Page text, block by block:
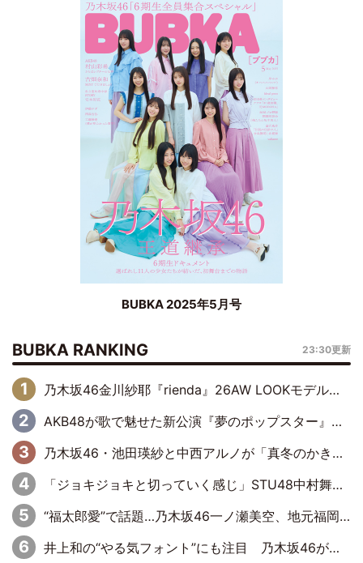
BUBKA 2025年5月号
BUBKA RANKING 23:30更新
乃木坂46金川紗耶『rienda』26AW LOOKモデルに就任
AKB48が歌で魅せた新公演『夢のポップスター』 初日から全身全霊のステージ
乃木坂46・池田瑛紗と中西アルノが「真冬のかき氷」騒動で火花散らす！ 因縁の裏にあるのは、逆境をともに“凌”ぐ似た者同士の絆
「ジョキジョキと切っていく感じ」STU48中村舞、新しい挑戦は自らの手で
“福太郎愛”で話題…乃木坂46一ノ瀬美空、地元福岡『めんべい25周年トップサポーター』に就任
井上和の“やる気フォント”にも注目 乃木坂46が挑んだ書道パフォーマンスの舞台裏